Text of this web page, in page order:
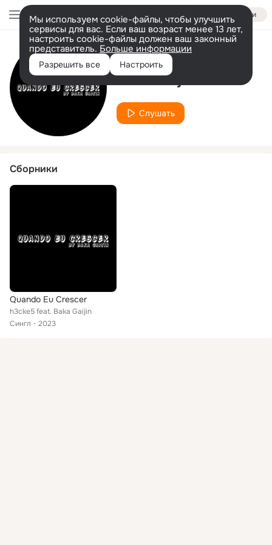
Войти
Мы используем cookie-файлы, чтобы улучшить
сервисы для вас. Если ваш возраст менее 13 лет,
настроить cookie-файлы должен ваш законный
представитель. Больше информации
Разрешить все Настроить
Исполнитель
Baka Gaijin
Слушать
Сборники
Quando Eu Crescer
h3cke5 feat. Baka Gaijin
Сингл
2023